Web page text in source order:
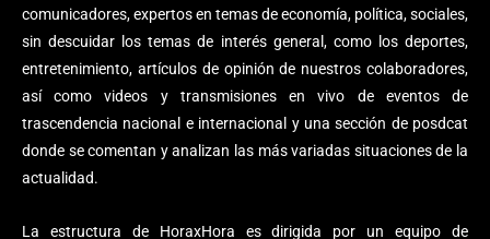
comunicadores, expertos en temas de economía, política, sociales,
sin descuidar los temas de interés general, como los deportes,
entretenimiento, artículos de opinión de nuestros colaboradores,
así como videos y transmisiones en vivo de eventos de
trascendencia nacional e internacional y una sección de posdcat
donde se comentan y analizan las más variadas situaciones de la
actualidad.
La estructura de HoraxHora es dirigida por un equipo de